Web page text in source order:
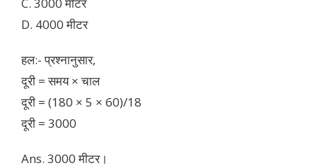
D. 4000 मीटर
हल:- प्रश्नानुसार,
दूरी = समय × चाल
दूरी = (180 × 5 × 60)/18
दूरी = 3000
Ans. 3000 मीटर।